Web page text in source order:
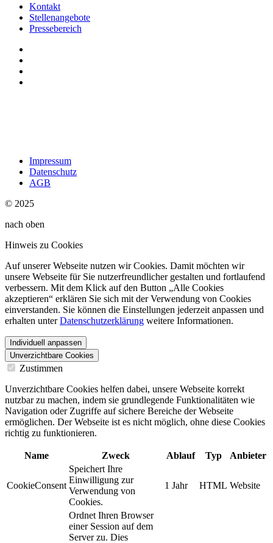
Kontakt
Stellenangebote
Pressebereich
Impressum
Datenschutz
AGB
© 2025
nach oben
Hinweis zu Cookies
Auf unserer Webseite nutzen wir Cookies. Damit möchten wir
unsere Webseite für Sie nutzerfreundlicher gestalten und fortlaufend
verbessern. Mit dem Klick auf den Button „Alle Cookies
akzeptieren“ erklären Sie sich mit der Verwendung von Cookies
einverstanden. Sie können die Einstellungen jederzeit anpassen und
erhalten unterDatenschutzerklärung weitere Informationen.
Individuell anpassen
Unverzichtbare Cookies
Zustimmen
Unverzichtbare Cookies helfen dabei, unsere Webseite korrekt
nutzbar zu machen, indem sie grundlegende Funktionalitäten wie
Navigation oder Zugriffe auf sichere Bereiche der Webseite
ermöglichen. Der Webseite ist es nicht möglich, ohne diese Cookies
richtig zu funktionieren.
Name Zweck Ablauf Typ Anbieter
CookieConsent
Speichert Ihre
Einwilligung zur
Verwendung von
Cookies.
1 Jahr HTML Website
Ordnet Ihren Browser
einer Session auf dem
Server zu. Dies